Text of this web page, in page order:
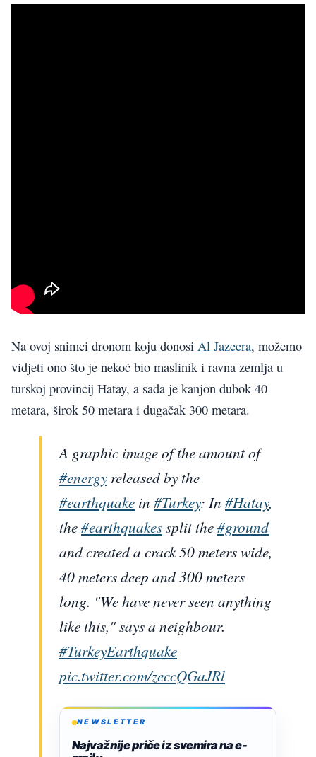
Na ovoj snimci dronom koju donosi Al Jazeera, možemo
vidjeti ono što je nekoć bio maslinik i ravna zemlja u
turskoj provincij Hatay, a sada je kanjon dubok 40
metara, širok 50 metara i dugačak 300 metara.
A graphic image of the amount of
#energy released by the
#earthquake in #Turkey: In #Hatay,
the#earthquakessplit the#ground
and created a crack 50 meters wide,
40 meters deep and 300 meters
long. "We have never seen anything
like this," says a neighbour.
#TurkeyEarthquake
pic.twitter.com/zeccQGaJRl
NEWSLETTER
Najvažnije priče iz svemira na e-